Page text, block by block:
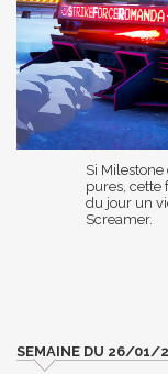
Si
pures, cette
du jour un
Screamer.
SEMAINE DU 26/